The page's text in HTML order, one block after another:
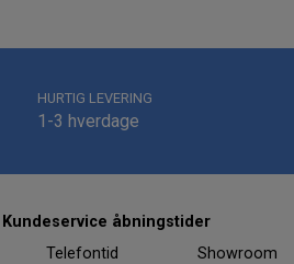
HURTIG LEVERING
1-3 hverdage
Kundeservice åbningstider
Telefontid Showroom